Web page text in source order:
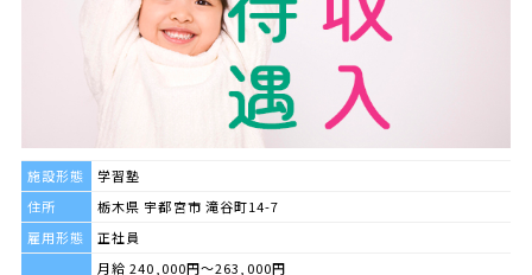
施設形態
学習塾
住所
栃木県 宇都宮市 滝谷町14-7
雇用形態
正社員
月給 240,000円～263,000円